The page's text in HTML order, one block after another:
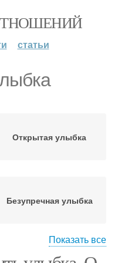
статьи
Открытая улыбка
Безупречная улыбка
Показать все